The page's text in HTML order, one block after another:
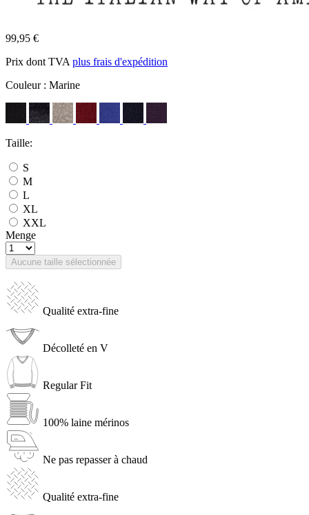
99,95 €
Prix dont TVA plus frais d'expédition
Couleur : Marine
Taille:
S
M
L
XL
XXL
Menge
Aucune taille sélectionnée
Qualité extra-fine
Décolleté en V
Regular Fit
100% laine mérinos
Ne pas repasser à chaud
Qualité extra-fine